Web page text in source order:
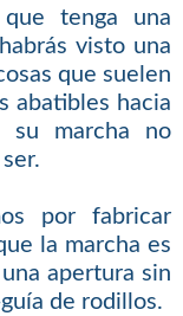
tenga una
visto una
que suelen
abatibles hacia
su marcha no
por fabricar
la marcha es
apertura sin
de rodillos.